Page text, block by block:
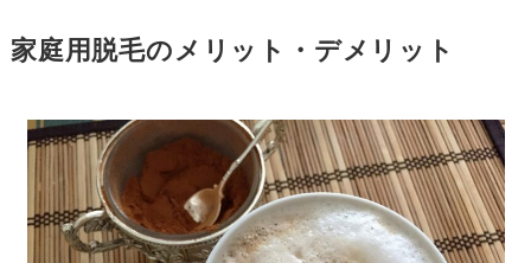
家庭用脱毛のメリット・デメリット